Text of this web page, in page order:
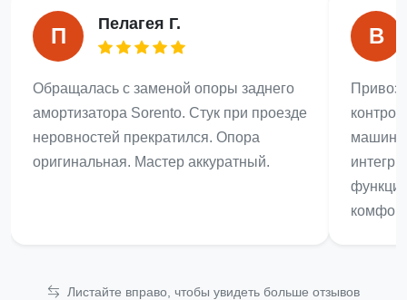
П
Пелагея Г.
Обращалась с заменой опоры заднего
амортизатора Sorento. Стук при проезде
неровностей прекратился. Опора
оригинальная. Мастер аккуратный.
В
машины
Листайте вправо, чтобы увидеть больше отзывов